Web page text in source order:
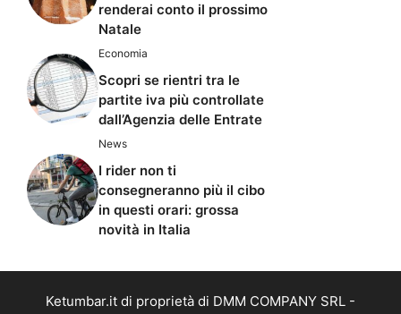
renderai conto il prossimo
Natale
Economia
Scopri se rientri tra le
partite iva più controllate
dall’Agenzia delle Entrate
News
I rider non ti
consegneranno più il cibo
in questi orari: grossa
novità in Italia
Ketumbar.it di proprietà di DMM COMPANY SRL -